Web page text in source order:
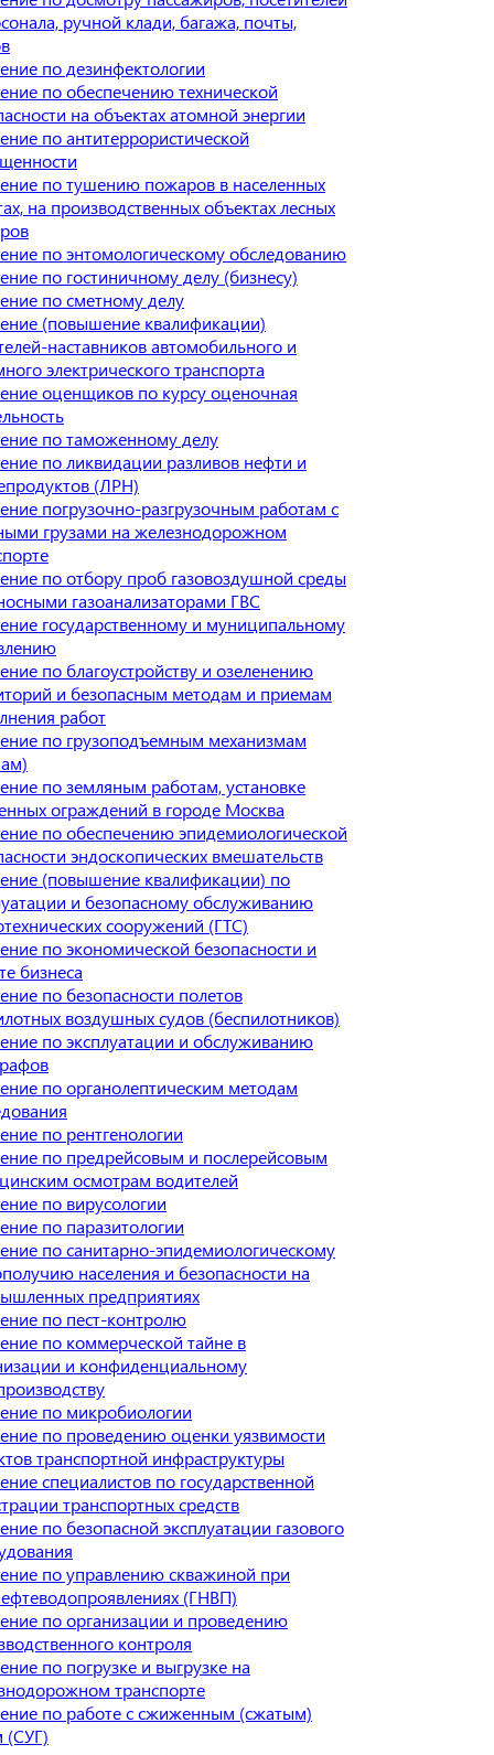
ручной клади, багажа, почты,
по дезинфектологии
по обеспечению технической
на объектах атомной энергии
по антитеррористической
по тушению пожаров в населенных
на производственных объектах лесных
по энтомологическому обследованию
по гостиничному делу (бизнесу)
по сметному делу
(повышение квалификации)
наставников автомобильного и
электрического транспорта
оценщиков по курсу оценочная
по таможенному делу
по ликвидации разливов нефти и
(ЛРН)
погрузочно-разгрузочным работам с
грузами на железнодорожном
по отбору проб газовоздушной среды
газоанализаторами ГВС
государственному и муниципальному
по благоустройству и озеленению
и безопасным методам и приемам
работ
по грузоподъемным механизмам
по земляным работам, установке
ограждений в городе Москва
по обеспечению эпидемиологической
эндоскопических вмешательств
(повышение квалификации) по
и безопасному обслуживанию
сооружений (ГТС)
по экономической безопасности и
бизнеса
по безопасности полетов
воздушных судов (беспилотников)
по эксплуатации и обслуживанию
по органолептическим методам
по рентгенологии
по предрейсовым и послерейсовым
осмотрам водителей
по вирусологии
по паразитологии
по санитарно-эпидемиологическому
населения и безопасности на
предприятиях
по пест-контролю
по коммерческой тайне в
и конфиденциальному
по микробиологии
по проведению оценки уязвимости
транспортной инфраструктуры
специалистов по государственной
транспортных средств
по безопасной эксплуатации газового
по управлению скважиной при
(ГНВП)
по организации и проведению
контроля
по погрузке и выгрузке на
транспорте
по работе с сжиженным (сжатым)
(СУГ)